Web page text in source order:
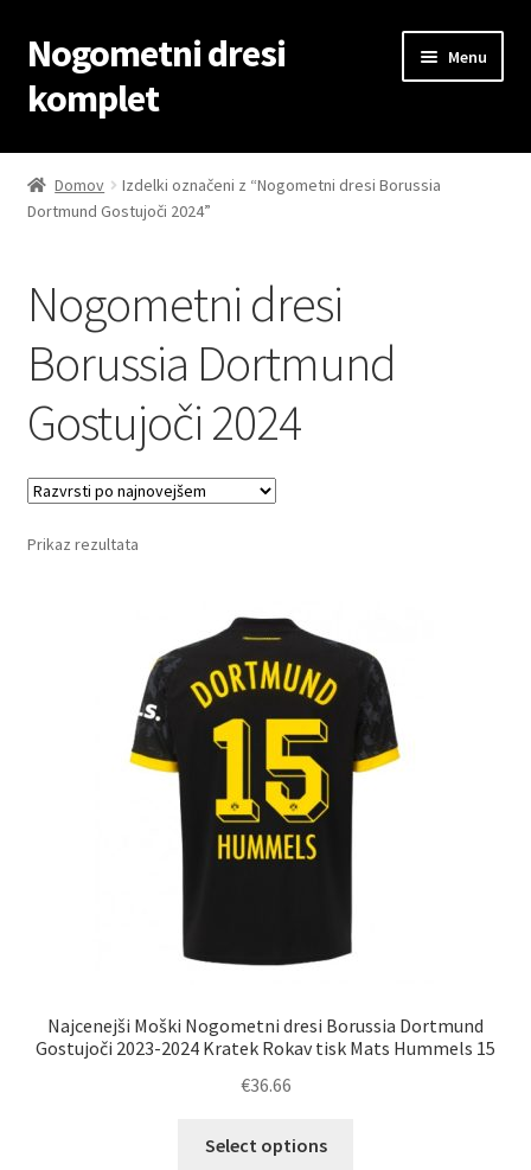
Skip
to
navigation
Skip
to
content
Nogometni dresi
komplet
Menu
Domov
Blog
Košarica
Moj račun
Domov
Izdelki označeni z “Nogometni dresi Borussia
Dortmund Gostujoči 2024”
Nogometni dresi
Borussia Dortmund
Gostujoči 2024
Prikaz rezultata
Najcenejši Moški Nogometni dresi Borussia Dortmund
Gostujoči 2023-2024 Kratek Rokav tisk Mats Hummels 15
€36.66
Select options